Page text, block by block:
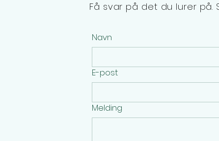
Få svar på det du lurer på.
Navn
E-post
Melding